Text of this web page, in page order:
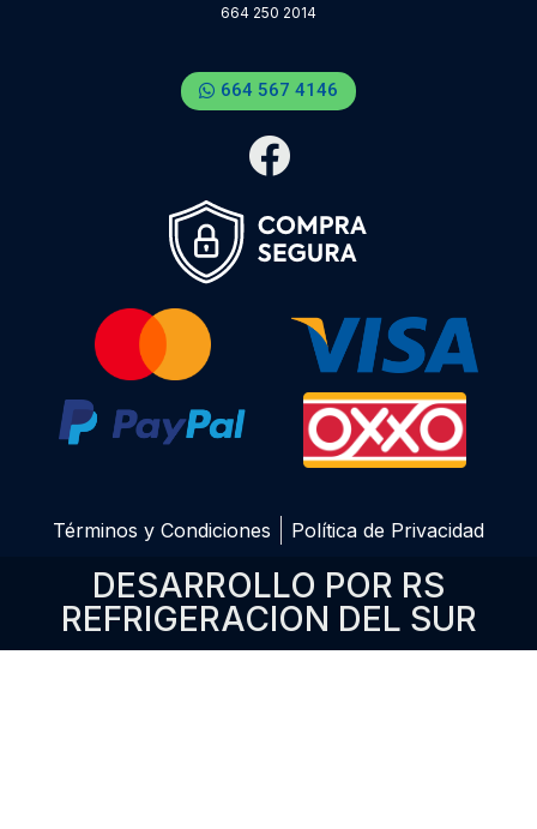
664 250 2014
664 567 4146
Términos y Condiciones Política de Privacidad
DESARROLLO POR RS
REFRIGERACION DEL SUR